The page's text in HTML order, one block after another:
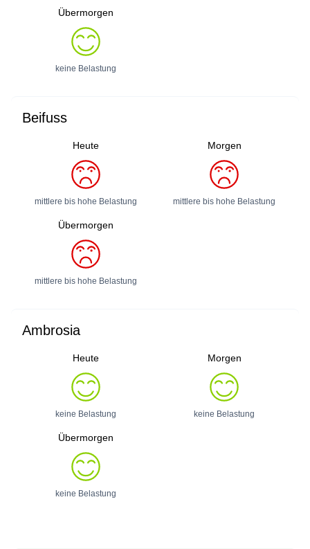
Übermorgen
keine Belastung
Beifuss
Heute
mittlere bis hohe Belastung
Morgen
mittlere bis hohe Belastung
Übermorgen
mittlere bis hohe Belastung
Ambrosia
Heute
keine Belastung
Morgen
keine Belastung
Übermorgen
keine Belastung